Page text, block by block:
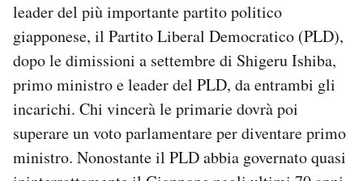
CALENDARIO
AREA PERSONALE
Area Personale
Newsletter
Notifiche mobile
Regala il Post
leader del più importante partito politico
giapponese, il Partito Liberal Democratico (PLD),
dopo le dimissioni a settembre di Shigeru Ishiba,
primo ministro e leader del PLD, da entrambi gli
incarichi. Chi vincerà le primarie dovrà poi
superare un voto parlamentare per diventare primo
ministro. Nonostante il PLD abbia governato quasi